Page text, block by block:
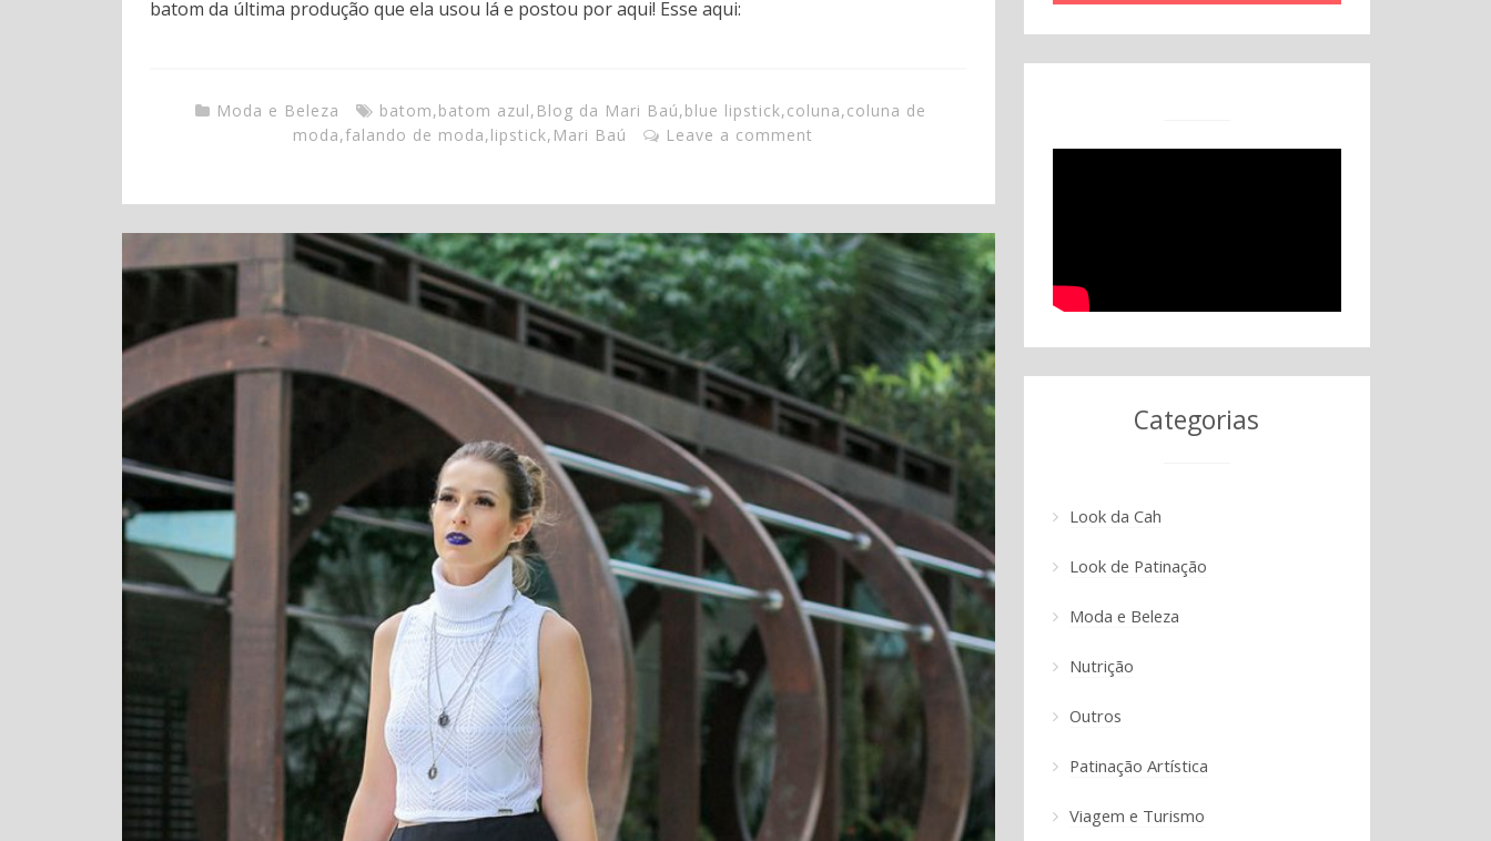
batom da última produção que ela usou lá e postou por aqui! Esse aqui:
Moda e Beleza batom,batom azul, Blog da Mari Baú,blue lipstick,coluna,coluna de
moda,falando de moda,lipstick, Mari Baú Leave a comment
Categorias
Look da Cah
Look de Patinação
Moda e Beleza
Nutrição
Outros
Patinação Artística
Viagem e Turismo